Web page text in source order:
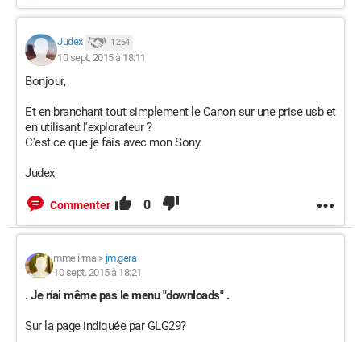
Judex 1 264
10 sept. 2015 à 18:11
Bonjour,
Et en branchant tout simplement le Canon sur une prise usb et
en utilisant l'explorateur ?
C'est ce que je fais avec mon Sony.
Judex
Commenter 0
mme irma> jm.gera
10 sept. 2015 à 18:21
. Je n'ai même pas le menu "downloads" .
Sur la page indiquée par GLG29?